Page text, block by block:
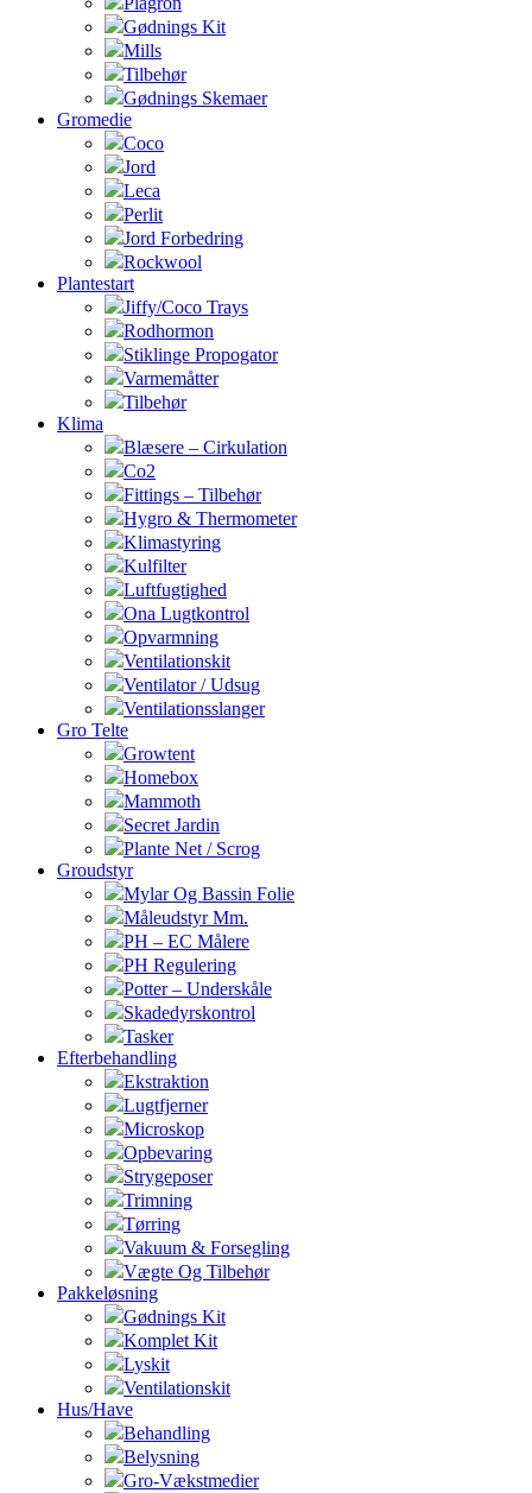
Gødnings Kit
Mills
Tilbehør
Gødnings Skemaer
Gromedie
Coco
Jord
Leca
Perlit
Jord Forbedring
Rockwool
Plantestart
Jiffy/Coco Trays
Rodhormon
Stiklinge Propogator
Varmemåtter
Tilbehør
Klima
Blæsere – Cirkulation
Co2
Fittings – Tilbehør
Hygro & Thermometer
Klimastyring
Kulfilter
Luftfugtighed
Ona Lugtkontrol
Opvarmning
Ventilationskit
Ventilator / Udsug
Ventilationsslanger
Gro Telte
Growtent
Homebox
Mammoth
Secret Jardin
Plante Net / Scrog
Groudstyr
Mylar Og Bassin Folie
Måleudstyr Mm.
PH – EC Målere
PH Regulering
Potter – Underskåle
Skadedyrskontrol
Tasker
Efterbehandling
Ekstraktion
Lugtfjerner
Microskop
Opbevaring
Strygeposer
Trimning
Tørring
Vakuum & Forsegling
Vægte Og Tilbehør
Pakkeløsning
Gødnings Kit
Komplet Kit
Lyskit
Ventilationskit
Hus/Have
Behandling
Belysning
Gro-Vækstmedier